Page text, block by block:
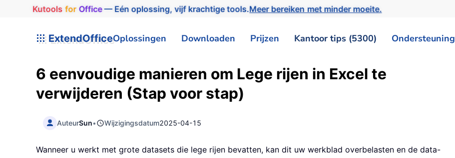
Kutools for Office— Eén oplossing, vijf krachtige tools.Meer bereiken met minder moeite.
ExtendOfficeOplossingen Downloaden Prijzen Kantoor tips (5300) Ondersteuning
6 eenvoudige manieren om Lege rijen in Excel te
verwijderen (Stap voor stap)
AuteurSun• Wijzigingsdatum2025-04-15
Wanneer u werkt met grote datasets die lege rijen bevatten, kan dit uw werkblad overbelasten en de data-